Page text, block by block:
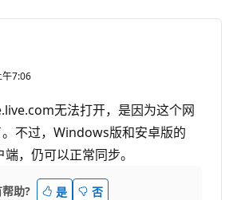
7:06
无法打开，是因为这个网
不过，Windows版和安卓版的
，仍可以正常同步。
助? 是 否